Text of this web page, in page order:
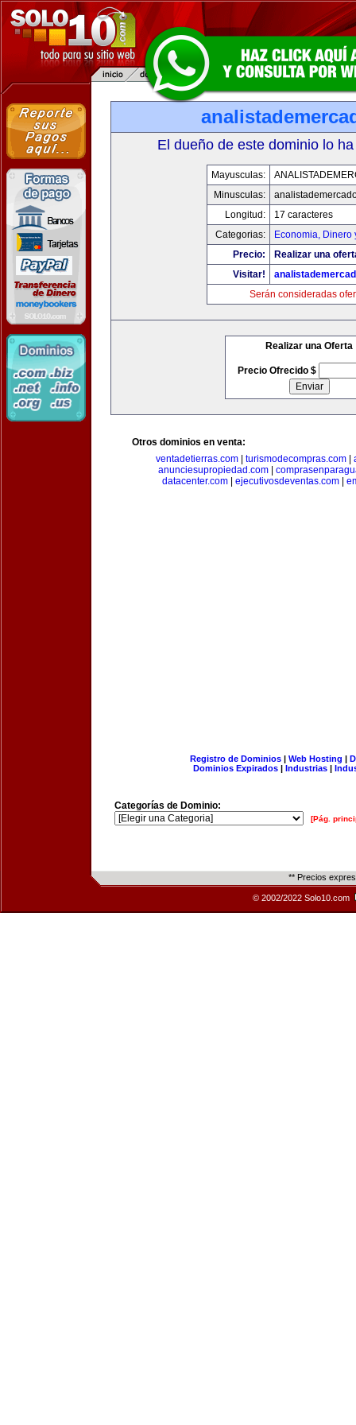
El dueño de este dominio lo
Mayusculas:
Minusculas:
Longitud:
17 caracteres
Categorias:
Economia, Dinero
Precio:
Realizar una
Visitar!
Serán consideradas
Realizar una Oferta
Precio Ofrecido $
Otros dominios en venta:
ventadetierras.com
turismodecompras.com
anunciesupropiedad.com|
datacenter.com
ejecutivosdeventas.com
Registro de Dominios| Web Hosting |
Dominios Expirados | Industrias |
Categorías de Dominio:
[Pág.
** Precios
© 2002/2022 Solo10.com